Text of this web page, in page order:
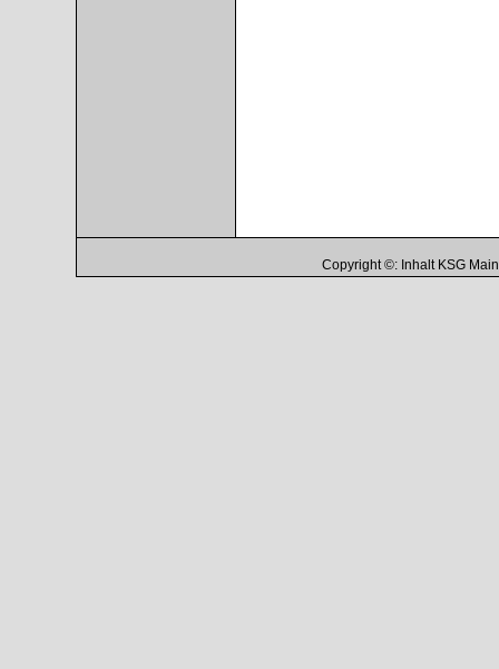
Copyright ©: Inhalt KSG